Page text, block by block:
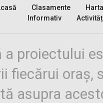
Clasamente
Harta
Informativ
a proiectului
fiecărui oraș,
asupra